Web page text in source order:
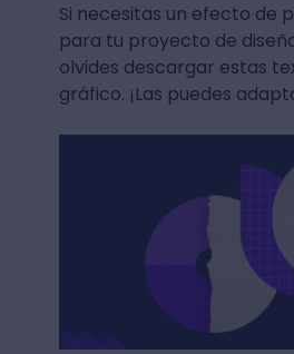
Si necesitas un efecto de
para tu proyecto de
olvides descargar estas
gráfico. ¡Las puedes